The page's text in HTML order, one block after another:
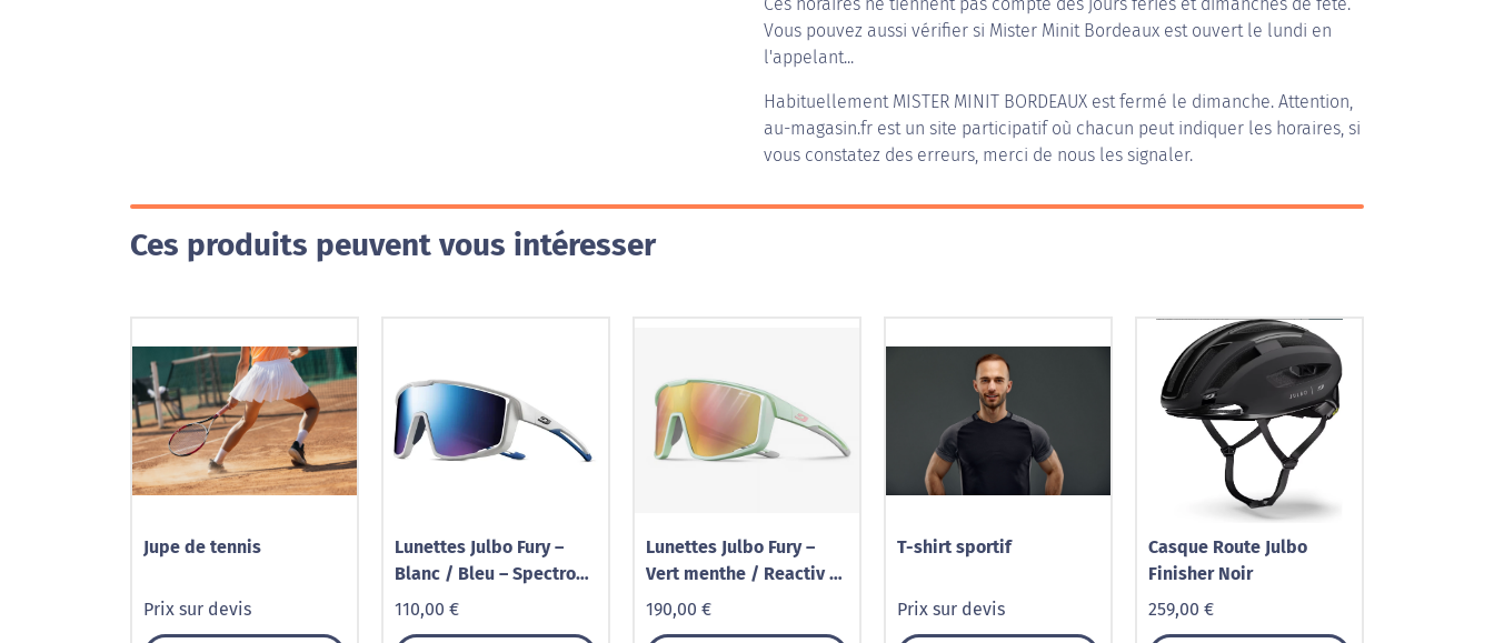
Vous pouvez aussi vérifier si Mister Minit Bordeaux est ouvert le lundi en
l'appelant...
Habituellement MISTER MINIT BORDEAUX est fermé le dimanche. Attention,
au-magasin.fr est un site participatif où chacun peut indiquer les horaires, si
vous constatez des erreurs, merci de nous les signaler.
Ces produits peuvent vous intéresser
Jupe de tennis
Prix sur devis
Lunettes Julbo Fury –
Blanc / Bleu – Spectron
3
110,00 €
Lunettes Julbo Fury –
Vert menthe / Reactiv 1-
3 Light Amplifier
190,00 €
T-shirt sportif
Prix sur devis
Casque Route Julbo
Finisher Noir
259,00 €